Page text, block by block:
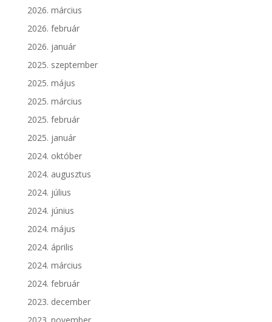
2026. március
2026. február
2026. január
2025. szeptember
2025. május
2025. március
2025. február
2025. január
2024. október
2024. augusztus
2024. július
2024. június
2024. május
2024. április
2024. március
2024. február
2023. december